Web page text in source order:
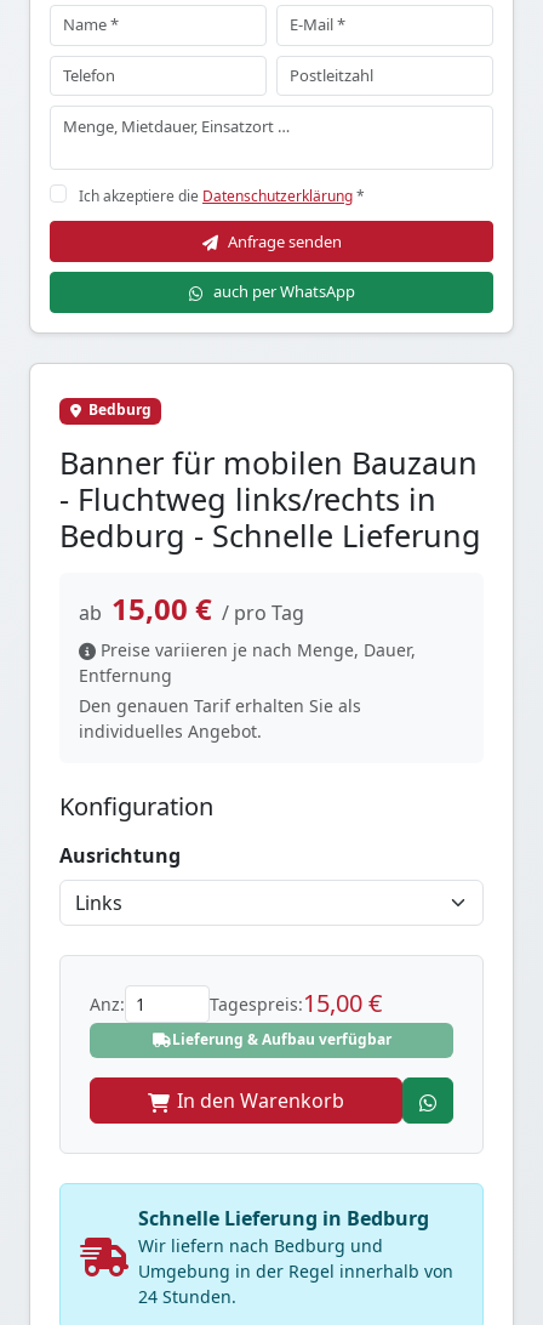
Ich akzeptiere die Datenschutzerklärung*
Anfrage senden
auch per WhatsApp
Bedburg
Banner für mobilen Bauzaun
- Fluchtweg links/rechts in
Bedburg - Schnelle Lieferung
ab 15,00 € / pro Tag
Preise variieren je nach Menge, Dauer,
Entfernung
Den genauen Tarif erhalten Sie als
individuelles Angebot.
Konfiguration
Ausrichtung
Anz: Tagespreis:15,00 €
Lieferung & Aufbau verfügbar
In den Warenkorb
Schnelle Lieferung in Bedburg
Wir liefern nach Bedburg und
Umgebung in der Regel innerhalb von
24 Stunden.